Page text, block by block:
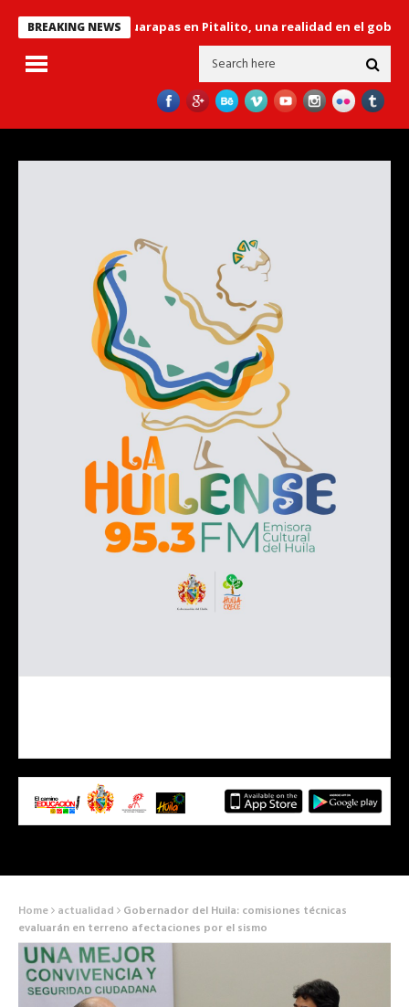
BREAKING NEWS
sobre el río Guarapas en Pitalito, una realidad en el gobierno
Home actualidad Gobernador del Huila: comisiones técnicas
evaluarán en terreno afectaciones por el sismo